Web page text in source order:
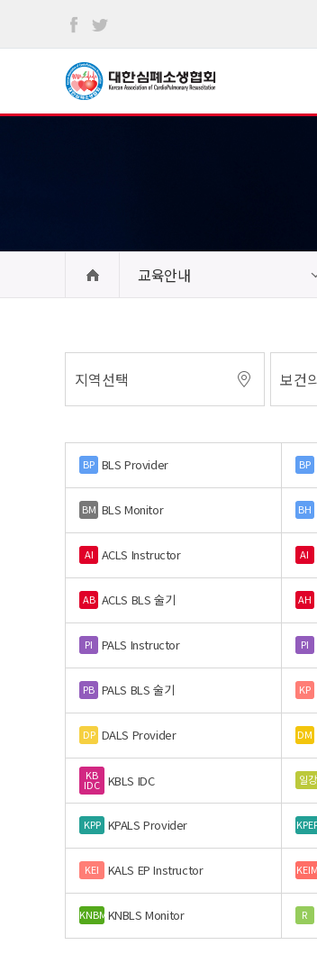
교육안내
BP BLS Provider BP
BM BLS Monitor BH
AI ACLS Instructor AI
AB ACLS BLS 술기 AH
PI PALS Instructor PI
PB PALS BLS 술기 KP
DP DALS Provider DM
KB
IDC KBLS IDC 일강
KPP KPALS Provider
KEI KALS EP Instructor KEIM
KNBM KNBLS Monitor R